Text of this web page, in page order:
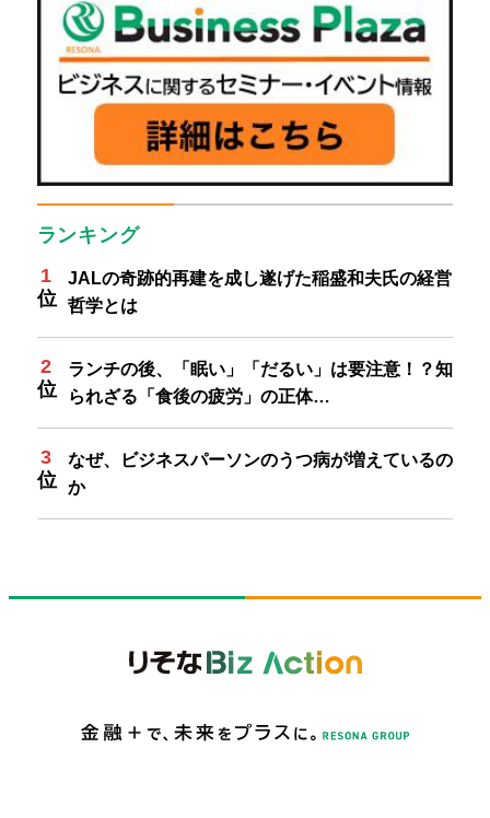
ランキング
JALの奇跡的再建を成し遂げた稲盛和夫氏の経営
哲学とは
ランチの後、「眠い」「だるい」は要注意！？知
られざる「食後の疲労」の正体…
なぜ、ビジネスパーソンのうつ病が増えているの
か